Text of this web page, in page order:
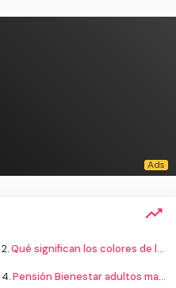
2.Qué significan los colores de la bandera
4.Pensión Bienestar adultos mayores